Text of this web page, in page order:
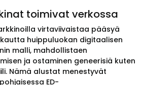
toimivat verkossa
virtaviivaistaa pääsyä
huippuluokan digitaalisen
malli, mahdollistaen
ja ostaminen geneerisiä kuten
Nämä alustat menestyvät
ED-